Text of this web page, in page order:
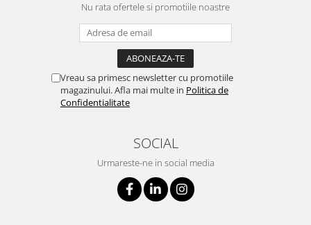
Nu rata ofertele si promotiile noastre
Vreau sa primesc newsletter cu promotiile
magazinului. Afla mai multe in Politica de
Confidentialitate
SOCIAL
Urmareste-ne in social media